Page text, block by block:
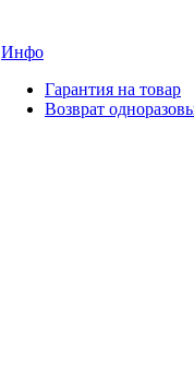
Инфо
Гарантия на товар
Возврат